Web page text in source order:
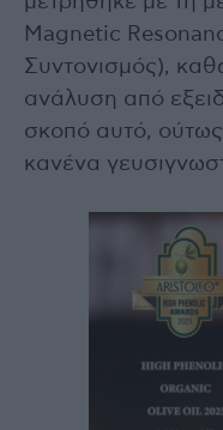
Magnetic
Συντονισμός),
ανάλυση από
σκοπό αυτό,
κανένα